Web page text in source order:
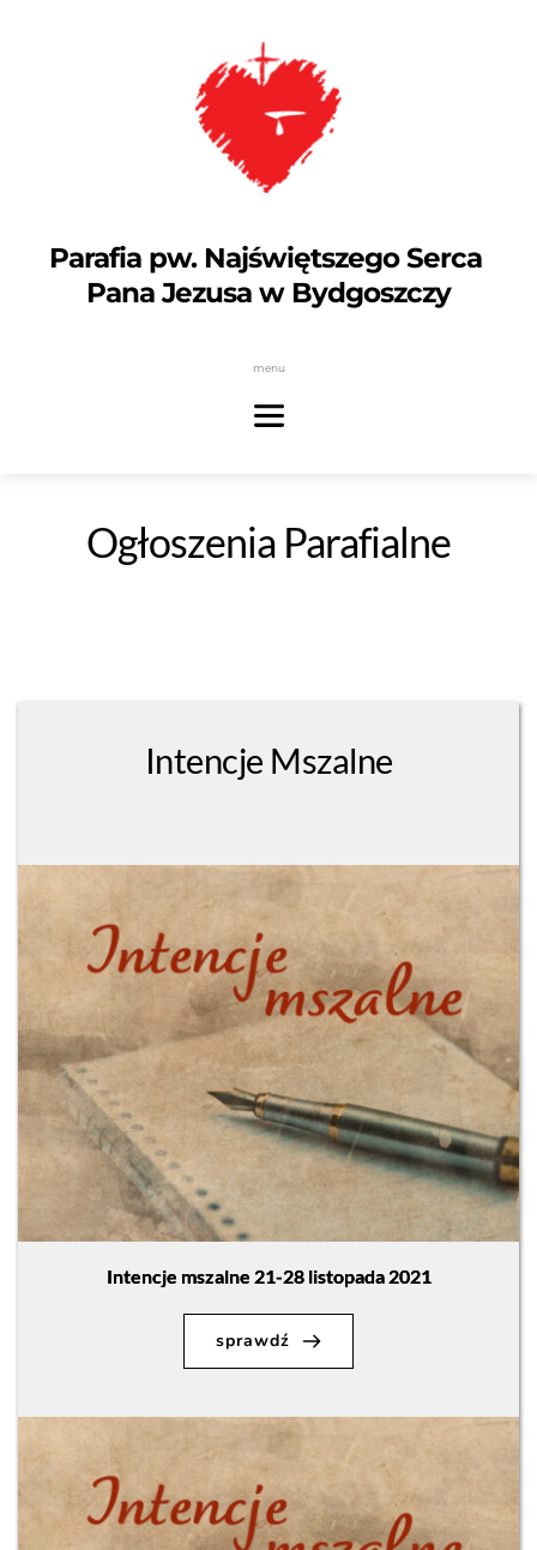
Parafia pw. Najświętszego Serca
Pana Jezusa w Bydgoszczy
menu
Ogłoszenia Parafialne
Intencje Mszalne
Intencje mszalne 21-28 listopada 2021
sprawdź